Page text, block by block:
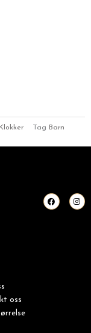
Klokker Tag Barn
F
a
c
I
n
s
oss